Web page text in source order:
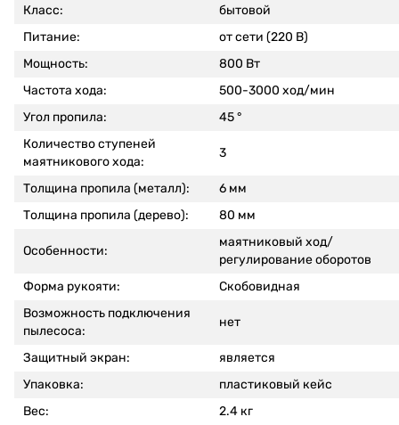
Класс:
бытовой
Питание:
от сети (220 В)
Мощность:
800 Вт
Частота хода:
500-3000 ход/мин
Угол пропила:
45 °
Количество ступеней
маятникового хода:
3
Толщина пропила (металл):
6 мм
Толщина пропила (дерево):
80 мм
Особенности:
маятниковый ход/
регулирование оборотов
Форма рукояти:
Скобовидная
Возможность подключения
пылесоса:
нет
Защитный экран:
является
Упаковка:
пластиковый кейс
Вес:
2.4 кг